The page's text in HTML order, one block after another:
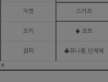
자켓 스카프
조끼 ♠ 코트
점퍼 ♣유니폼,단체복
ㅌ